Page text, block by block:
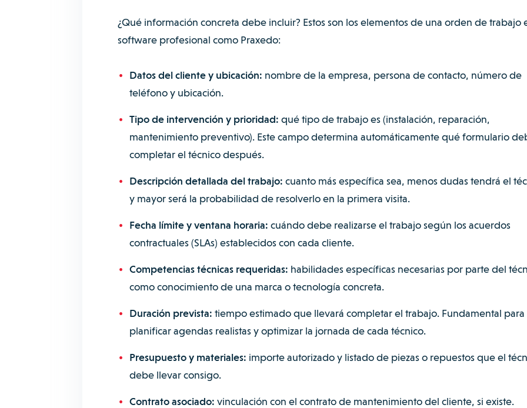
¿Qué información concreta debe incluir? Estos son los elementos de una orden de trabajo
software profesional como Praxedo:
Datos del cliente y ubicación: nombre de la empresa, persona de contacto, número de
teléfono y ubicación.
Tipo de intervención y prioridad: qué tipo de trabajo es (instalación, reparación,
mantenimiento preventivo). Este campo determina automáticamente qué formulario
completar el técnico después.
Descripción detallada del trabajo: cuanto más específica sea, menos dudas tendrá el
y mayor será la probabilidad de resolverlo en la primera visita.
Fecha límite y ventana horaria: cuándo debe realizarse el trabajo según los acuerdos
contractuales (SLAs) establecidos con cada cliente.
Competencias técnicas requeridas: habilidades específicas necesarias por parte del
como conocimiento de una marca o tecnología concreta.
Duración prevista: tiempo estimado que llevará completar el trabajo. Fundamental para
planificar agendas realistas y optimizar la jornada de cada técnico.
Presupuesto y materiales: importe autorizado y listado de piezas o repuestos que el
debe llevar consigo.
Contrato asociado: vinculación con el contrato de mantenimiento del cliente, si existe.